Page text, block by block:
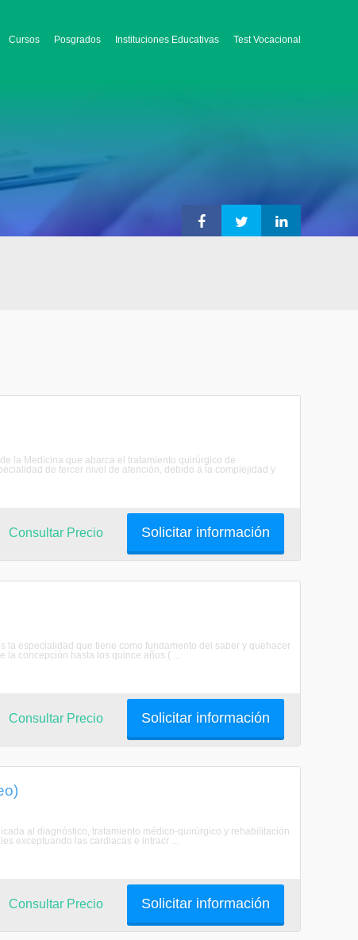
Cursos Posgrados Instituciones Educativas Test Vocacional
la Medicina que abarca el tratamiento quirúrgico de
de tercer nivel de atención, debido a la complejidad y
Solicitar información
Consultar Precio
la especialidad que tiene como fundamento del saber y quehacer
la concepción hasta los quince años ( ...
Solicitar información
Consultar Precio
al diagnóstico, tratamiento médico-quirúrgico y rehabilitación
exceptuando las cardiacas e intracr ...
Solicitar información
Consultar Precio